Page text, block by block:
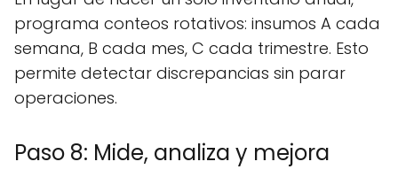
programa conteos rotativos: insumos A cada
semana, B cada mes, C cada trimestre. Esto
permite detectar discrepancias sin parar
operaciones.
Paso 8: Mide, analiza y mejora